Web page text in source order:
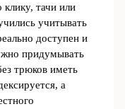
клику, тачи или
учитывать
доступен и
придумывать
трюков иметь
а